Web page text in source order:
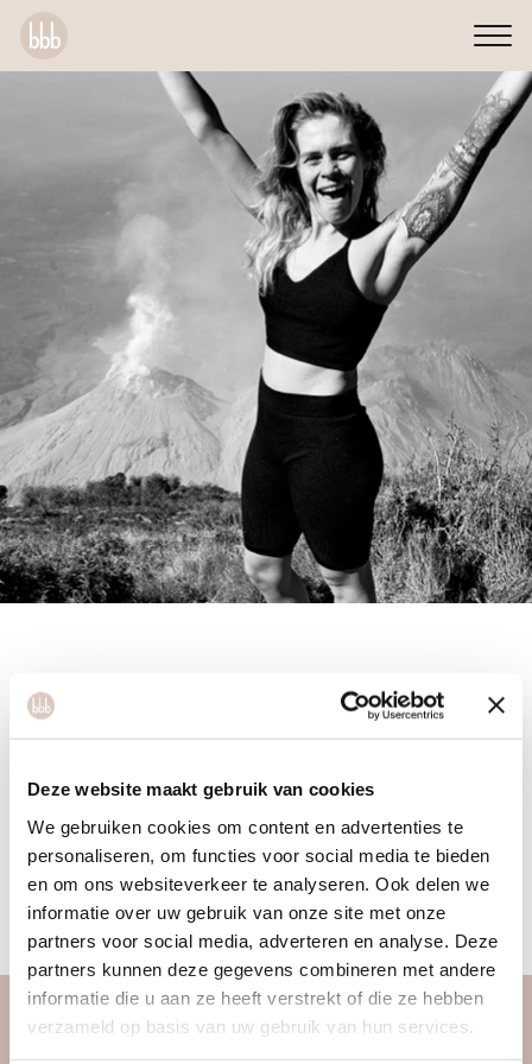
Deze website maakt gebruik van cookies
We gebruiken cookies om content en advertenties te
personaliseren, om functies voor social media te bieden
en om ons websiteverkeer te analyseren. Ook delen we
informatie over uw gebruik van onze site met onze
partners voor social media, adverteren en analyse. Deze
partners kunnen deze gegevens combineren met andere
informatie die u aan ze heeft verstrekt of die ze hebben
verzameld op basis van uw gebruik van hun services.
Vanity
Vanity is 32 jaar en al jaren groepslesdocente bodyshape en
yoga. Ze is een pittige tante die flink van aanpakken houd,
maar deelt ook graag de diepere betekenis van yoga met je.
over ons